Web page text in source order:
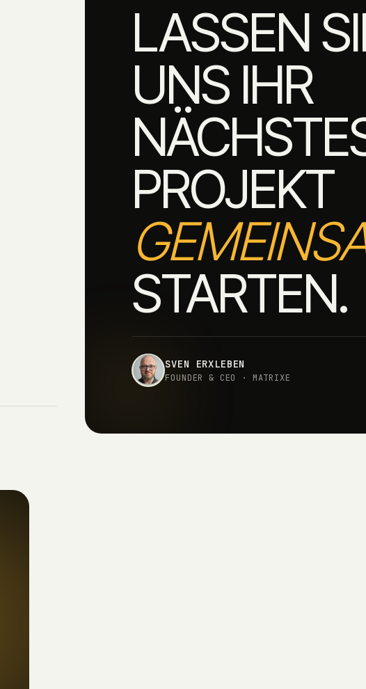
LASSEN
UNS IHR
PROJEKT
STARTEN.
SVEN ERXLEBEN
FOUNDER & CEO · MATRIXE
WEBDESIGN·